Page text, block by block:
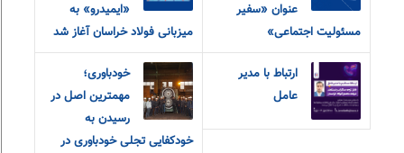
عنوان «سفیر
مسئولیت اجتماعی»
«ایمیدرو» به
میزبانی فولاد خراسان آغاز شد
ارتباط با مدیر
عامل
خودباوری؛
مهمترین اصل در
رسیدن به
خودکفایی تجلی خودباوری در